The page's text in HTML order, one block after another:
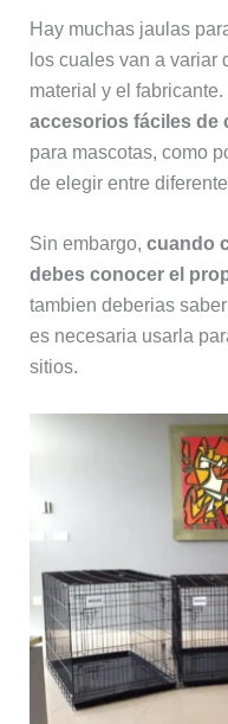
Hay muchas jaulas
los cuales van a variar
material y el fabricante.
accesorios fáciles de
para mascotas, como
de elegir entre
Sin embargo, cuando
debes conocer el
tambien deberias
es necesaria usarla
sitios.